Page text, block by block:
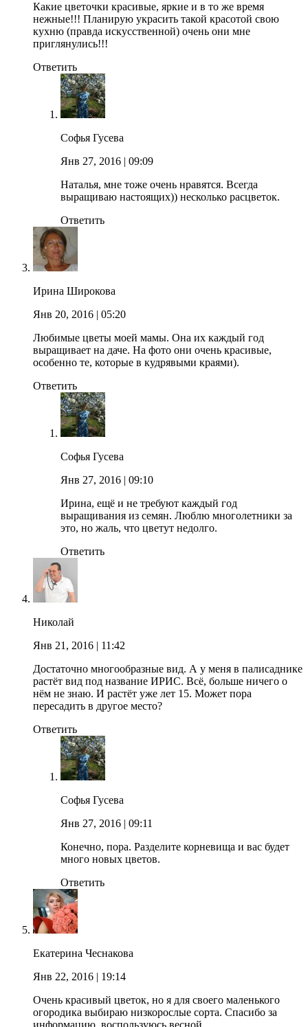
Какие цветочки красивые, яркие и в то же время
нежные!!! Планирую украсить такой красотой свою
кухню (правда искусственной) очень они мне
приглянулись!!!
Ответить
Софья Гусева
Янв 27, 2016 | 09:09
Наталья, мне тоже очень нравятся. Всегда
выращиваю настоящих)) несколько расцветок.
Ответить
Ирина Широкова
Янв 20, 2016 | 05:20
Любимые цветы моей мамы. Она их каждый год
выращивает на даче. На фото они очень красивые,
особенно те, которые в кудрявыми краями).
Ответить
Софья Гусева
Янв 27, 2016 | 09:10
Ирина, ещё и не требуют каждый год
выращивания из семян. Люблю многолетники за
это, но жаль, что цветут недолго.
Ответить
Николай
Янв 21, 2016 | 11:42
Достаточно многообразные вид. А у меня в палисаднике
растёт вид под название ИРИС. Всё, больше ничего о
нём не знаю. И растёт уже лет 15. Может пора
пересадить в другое место?
Ответить
Софья Гусева
Янв 27, 2016 | 09:11
Конечно, пора. Разделите корневища и вас будет
много новых цветов.
Ответить
Екатерина Чеснакова
Янв 22, 2016 | 19:14
Очень красивый цветок, но я для своего маленького
огородика выбираю низкорослые сорта. Спасибо за